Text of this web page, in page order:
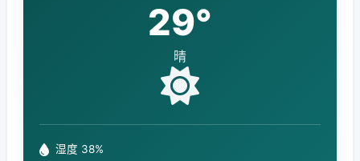
29°
晴
湿度 38%